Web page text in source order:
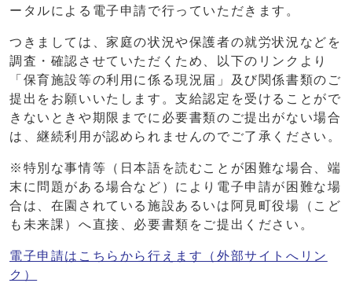
ータルによる電子申請で行っていただきます。
つきましては、家庭の状況や保護者の就労状況などを
調査・確認させていただくため、以下のリンクより
「保育施設等の利用に係る現況届」及び関係書類のご
提出をお願いいたします。支給認定を受けることがで
きないときや期限までに必要書類のご提出がない場合
は、継続利用が認められませんのでご了承ください。
※特別な事情等（日本語を読むことが困難な場合、端
末に問題がある場合など）により電子申請が困難な場
合は、在園されている施設あるいは阿見町役場（こど
も未来課）へ直接、必要書類をご提出ください。
電子申請はこちらから行えます（外部サイトへリン
ク）